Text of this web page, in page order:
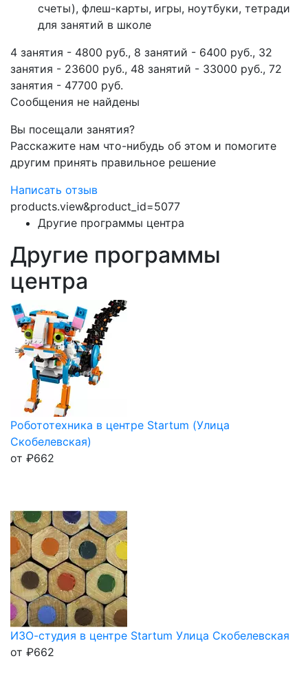
счеты), флеш-карты, игры, ноутбуки, тетради
для занятий в школе
4 занятия - 4800 руб., 8 занятий - 6400 руб., 32
занятия - 23600 руб., 48 занятий - 33000 руб., 72
занятия - 47700 руб.
Сообщения не найдены
Вы посещали занятия?
Расскажите нам что-нибудь об этом и помогите
другим принять правильное решение
Написать отзыв
products.view&product_id=5077
Другие программы центра
Другие программы
центра
Робототехника в центре Startum (Улица
Скобелевская)
от ₽662
ИЗО-студия в центре Startum Улица Скобелевская
от ₽662